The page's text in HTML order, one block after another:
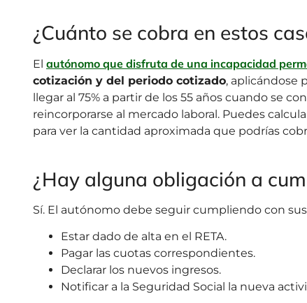
¿Cuánto se cobra en estos
El autónomo que disfruta de una incapacidad
cotización y del periodo cotizado, aplicándose
llegar al 75% a partir de los 55 años cuando se
reincorporarse al mercado laboral. Puedes
para ver la cantidad aproximada que podrías
¿Hay alguna obligación a
Sí. El autónomo debe seguir cumpliendo con
Estar dado de alta en el RETA.
Pagar las cuotas correspondientes.
Declarar los nuevos ingresos.
Notificar a la Seguridad Social la nueva